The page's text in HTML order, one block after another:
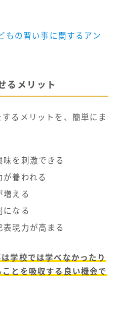
もの習い事に関するアン
るメリット
るメリットを、簡単にま
味を刺激できる
が養われる
増える
になる
表現力が高まる
学校では学べなかったり
とを吸収する良い機会で